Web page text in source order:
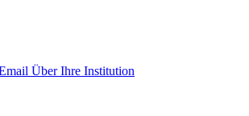
Über Ihre Institution